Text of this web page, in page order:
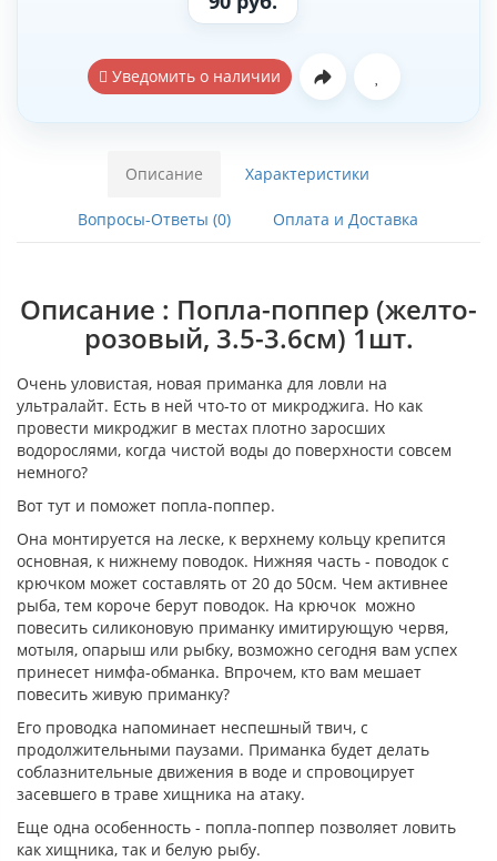
Уведомить о наличии
Описание Характеристики
Вопросы-Ответы (0) Оплата и Доставка
Описание : Попла-поппер (желто-
розовый, 3.5-3.6см) 1шт.
Очень уловистая, новая приманка для ловли на
ультралайт. Есть в ней что-то от микроджига. Но как
провести микроджиг в местах плотно заросших
водорослями, когда чистой воды до поверхности совсем
немного?
Вот тут и поможет попла-поппер.
Она монтируется на леске, к верхнему кольцу крепится
основная, к нижнему поводок. Нижняя часть - поводок с
крючком может составлять от 20 до 50см. Чем активнее
рыба, тем короче берут поводок. На крючок можно
повесить силиконовую приманку имитирующую червя,
мотыля, опарыш или рыбку, возможно сегодня вам успех
принесет нимфа-обманка. Впрочем, кто вам мешает
повесить живую приманку?
Его проводка напоминает неспешный твич, с
продолжительными паузами. Приманка будет делать
соблазнительные движения в воде и спровоцирует
засевшего в траве хищника на атаку.
Еще одна особенность - попла-поппер позволяет ловить
как хищника, так и белую рыбу.